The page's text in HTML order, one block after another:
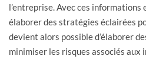
l’entreprise. Avec ces informations
élaborer des stratégies éclairées
devient alors possible d’élaborer
minimiser les risques associés aux